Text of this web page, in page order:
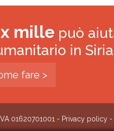
mille può
in Siria
fare >
01620701001 - Privacy policy -